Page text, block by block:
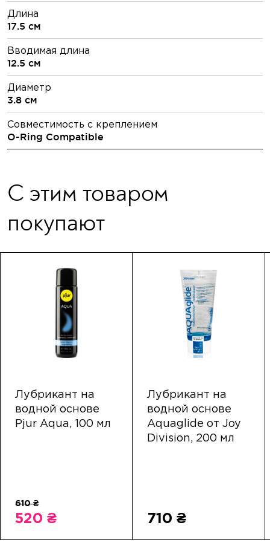
Длина
17.5 см
Вводимая длина
12.5 см
Диаметр
3.8 см
Совместимость с креплением
O-Ring Compatible
С этим товаром
покупают
Лубрикант на
водной основе
Pjur Aqua, 100 мл
520 ₴
Лубрикант на
водной основе
Aquaglide от Joy
Division, 200 мл
710 ₴